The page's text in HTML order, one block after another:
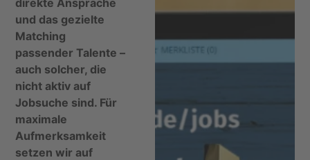
direkte Ansprache
und das gezielte
Matching
passender Talente –
auch solcher, die
nicht aktiv auf
Jobsuche sind. Für
maximale
Aufmerksamkeit
setzen wir auf